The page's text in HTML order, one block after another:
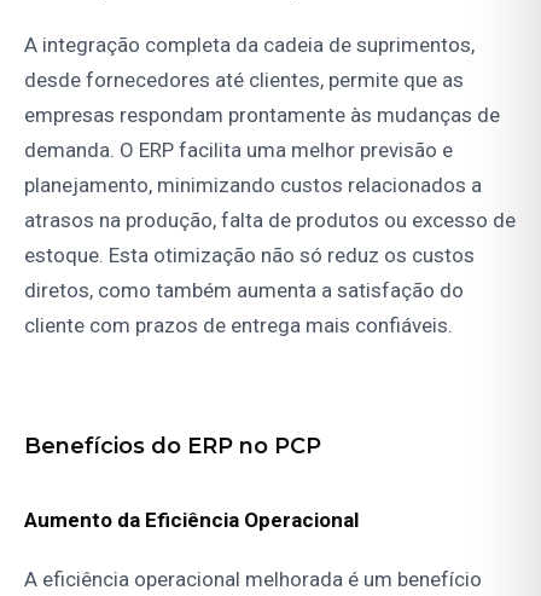
A integração completa da cadeia de suprimentos,
desde fornecedores até clientes, permite que as
empresas respondam prontamente às mudanças de
demanda. O ERP facilita uma melhor previsão e
planejamento, minimizando custos relacionados a
atrasos na produção, falta de produtos ou excesso de
estoque. Esta otimização não só reduz os custos
diretos, como também aumenta a satisfação do
cliente com prazos de entrega mais confiáveis.
Benefícios do ERP no PCP
Aumento da Eficiência Operacional
A eficiência operacional melhorada é um benefício